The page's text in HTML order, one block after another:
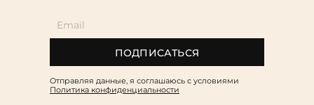
ПОДПИСАТЬСЯ
Отправляя данные, я соглашаюсь c условиями
Политика конфиденциальности